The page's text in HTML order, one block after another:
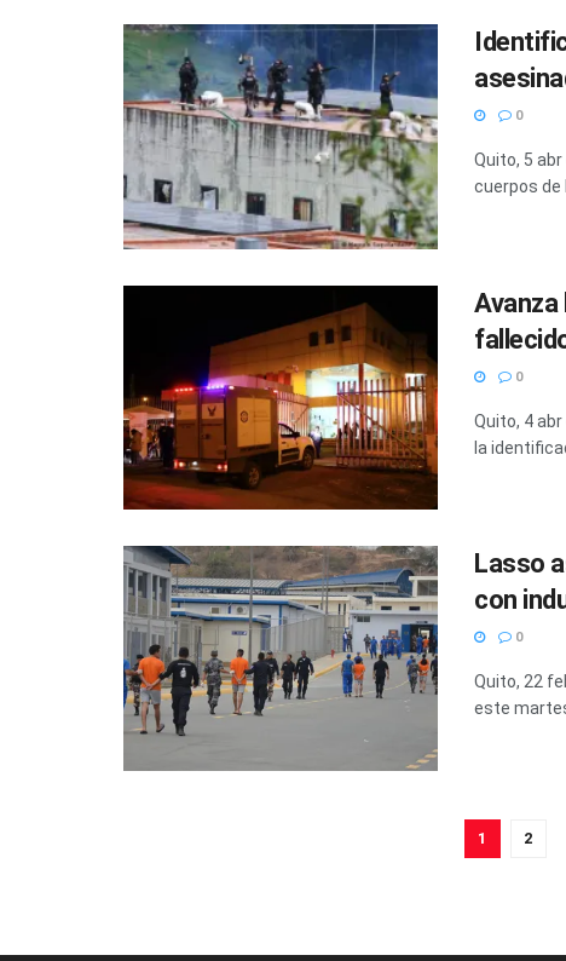
0
Quito, 5
cuerpos de
0
Quito, 4
la
Lasso
con
0
Quito, 22
este
1 2